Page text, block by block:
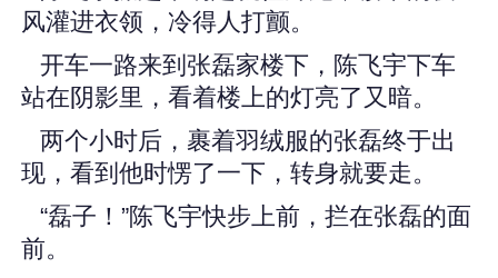
风灌进衣领，冷得人打颤。
开车一路来到张磊家楼下，陈飞宇下车
站在阴影里，看着楼上的灯亮了又暗。
两个小时后，裹着羽绒服的张磊终于出
现，看到他时愣了一下，转身就要走。
“磊子！”陈飞宇快步上前，拦在张磊的面
前。